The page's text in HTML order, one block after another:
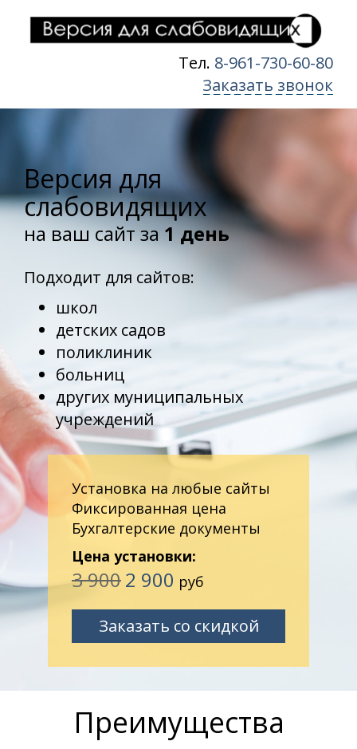
Тел. 8-961-730-60-80
Заказать звонок
Версия для
слабовидящих
на ваш сайт за1 день
Подходит для сайтов:
школ
детских садов
поликлиник
больниц
других муниципальных
учреждений
Установка на любые сайты
Фиксированная цена
Бухгалтерские документы
Цена установки:
3 9002 900 руб
Заказать со скидкой
Преимущества